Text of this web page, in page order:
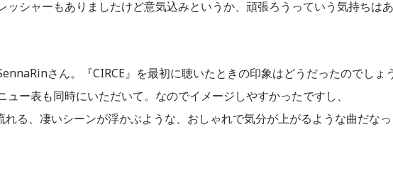
ッシャーもありましたけど意気込みというか、頑張ろうっていう気持ちはあ
さん。『CIRCE』を最初に聴いたときの印象はどうだったのでしょ
ー表も同時にいただいて。なのでイメージしやすかったですし、
れる、凄いシーンが浮かぶような、おしゃれで気分が上がるような曲だなっ